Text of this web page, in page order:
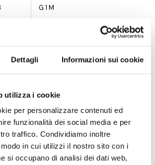
Dettagli Informazioni sui cookie
utilizza i cookie
per personalizzare contenuti ed
funzionalità dei social media e per
traffico. Condividiamo inoltre
in cui utilizzi il nostro sito con i
si occupano di analisi dei dati web,
G 1 M
G 1 M